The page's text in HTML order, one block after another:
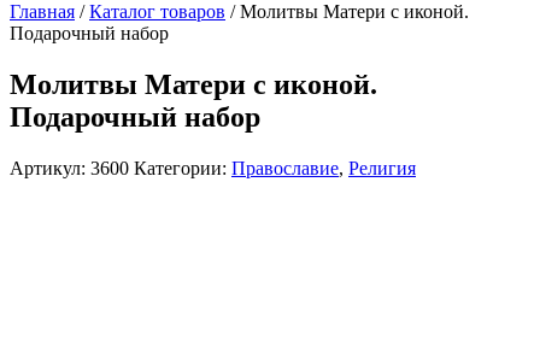
Главная /Каталог товаров /Молитвы Матери с иконой.
Подарочный набор
Молитвы Матери с иконой.
Подарочный набор
Артикул: 3600 Категории: Православие, Религия